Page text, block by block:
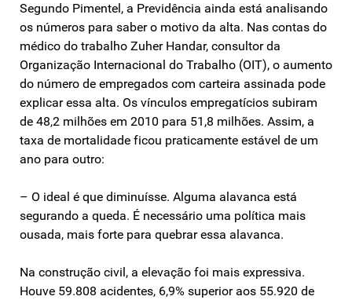
Segundo Pimentel, a Previdência ainda está analisando
os números para saber o motivo da alta. Nas contas do
médico do trabalho Zuher Handar, consultor da
Organização Internacional do Trabalho (OIT), o aumento
do número de empregados com carteira assinada pode
explicar essa alta. Os vínculos empregatícios subiram
de 48,2 milhões em 2010 para 51,8 milhões. Assim, a
taxa de mortalidade ficou praticamente estável de um
ano para outro:
– O ideal é que diminuísse. Alguma alavanca está
segurando a queda. É necessário uma política mais
ousada, mais forte para quebrar essa alavanca.
Na construção civil, a elevação foi mais expressiva.
Houve 59.808 acidentes, 6,9% superior aos 55.920 de